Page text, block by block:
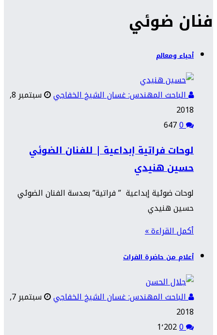
فنان ضوئي
أحياء ومعالم
الباحث المهندس: غسان الشيخ الخفاجي
سبتمبر 8,
2018
0
لوحات فراتية إبداعية | للفنان الضوئي
حسين هنيدي
لوحات ضوئية إبداعية ” فراتية” بعدسة الفنان الضوئي
حسين هنيدي
أكمل القراءة »
أعلام من حاضرة الفرات
الباحث المهندس: غسان الشيخ الخفاجي
سبتمبر 7,
2018
0